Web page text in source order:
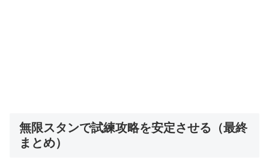
無限スタンで試練攻略を安定させる（最終
まとめ）